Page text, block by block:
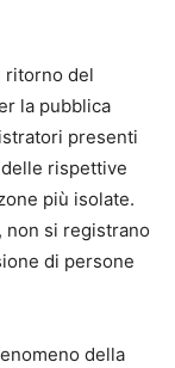
ritorno del
la pubblica
presenti
rispettive
più isolate.
non si registrano
di persone
della